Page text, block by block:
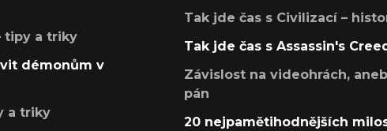
tipy a triky
démonům v
a triky
Tak jde čas s Civilizací –
Tak jde čas s Assassin's
Závislost na videohrách,
pán
20 nejpamětihodnějších